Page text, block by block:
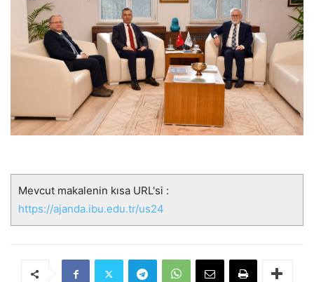
Mevcut makalenin kısa URL'si :
https://ajanda.ibu.edu.tr/us24